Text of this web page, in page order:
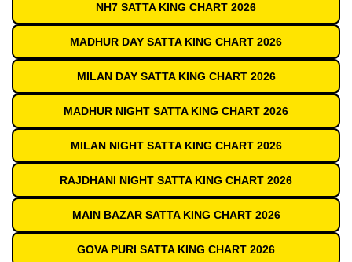
NH7 SATTA KING CHART 2026
MADHUR DAY SATTA KING CHART 2026
MILAN DAY SATTA KING CHART 2026
MADHUR NIGHT SATTA KING CHART 2026
MILAN NIGHT SATTA KING CHART 2026
RAJDHANI NIGHT SATTA KING CHART 2026
MAIN BAZAR SATTA KING CHART 2026
GOVA PURI SATTA KING CHART 2026